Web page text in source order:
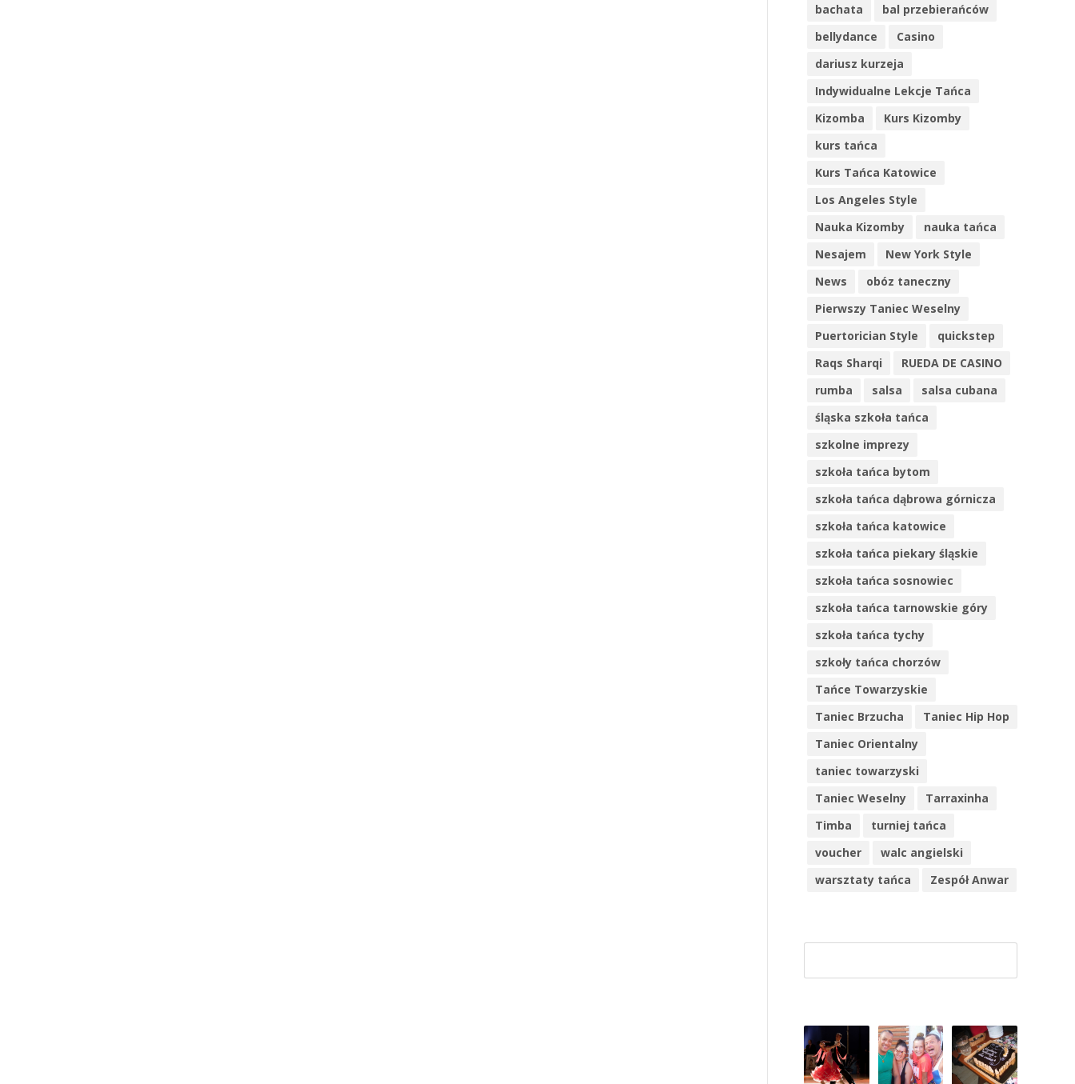
bachata
bal przebierańców
bellydance
Casino
dariusz kurzeja
Indywidualne Lekcje Tańca
Kizomba
Kurs Kizomby
kurs tańca
Kurs Tańca Katowice
Los Angeles Style
Nauka Kizomby
nauka tańca
Nesajem
New York Style
News
obóz taneczny
Pierwszy Taniec Weselny
Puertorician Style
quickstep
Raqs Sharqi
RUEDA DE CASINO
rumba
salsa
salsa cubana
śląska szkoła tańca
szkolne imprezy
szkoła tańca bytom
szkoła tańca dąbrowa górnicza
szkoła tańca katowice
szkoła tańca piekary śląskie
szkoła tańca sosnowiec
szkoła tańca tarnowskie góry
szkoła tańca tychy
szkoły tańca chorzów
Tańce Towarzyskie
Taniec Brzucha
Taniec Hip Hop
Taniec Orientalny
taniec towarzyski
Taniec Weselny
Tarraxinha
Timba
turniej tańca
voucher
walc angielski
warsztaty tańca
Zespół Anwar